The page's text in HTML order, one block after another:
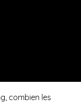
combien les